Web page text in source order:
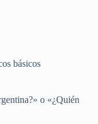
básicos
o «¿Quién